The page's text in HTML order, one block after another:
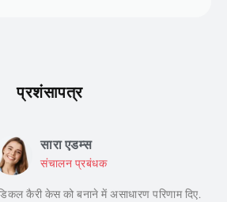
प्रशंसापत्र
सारा एडम्स
संचालन प्रबंधक
कैरी केस को बनाने में असाधारण परिणाम दिए.